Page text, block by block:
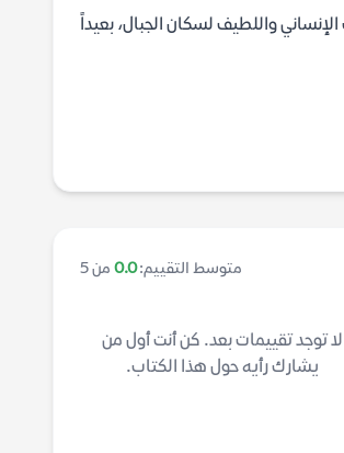
واللطيف لسكان الجبال، بعيداً
متوسط التقييم:0.0 من 5
لا توجد تقييمات بعد. كن أنت أول من
يشارك رأيه حول هذا الكتاب.